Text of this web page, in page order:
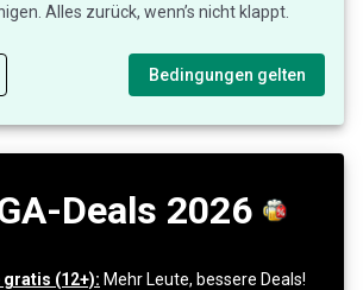
Alles zurück, wenn’s nicht klappt.
Bedingungen gelten
Deals 2026
(12+): Mehr Leute, bessere Deals!